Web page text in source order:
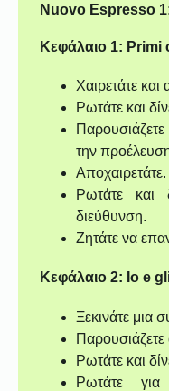
Nuovo Espresso
Κεφάλαιο 1:
Χαιρετάτε και
Ρωτάτε και
την
Αποχαιρετάτε.
Ρωτάτε και
διεύθυνση.
Ζητάτε να
Κεφάλαιο 2: Io e
Ξεκινάτε μια
Ρωτάτε και
Ρωτάτε για